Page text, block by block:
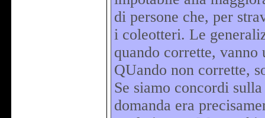
di persone che, per
i coleotteri. Le
quando corrette, vanno
QUando non corrette,
Se siamo concordi
domanda era